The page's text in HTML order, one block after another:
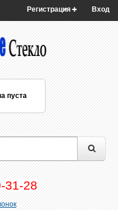
Вход
Регистрация
пуста
31-28